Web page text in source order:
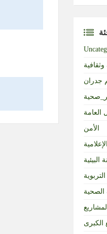
جدران
العامة
الأمن
البيئية
الصحية
الكبرى